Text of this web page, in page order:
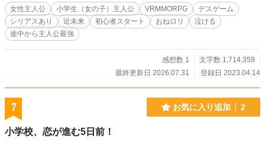
れば、モチベーションに繋がります！※ 表紙の画像はAIによ
って作りました。なので少しおかしい部分もあると思いま
す。一応、主人公の女の子のイメージ像です！
女性主人公 小学生（女の子）主人公 VRMMORPG
デスゲーム
シリアスあり
近未来 初心者スタート おねロリ
泣ける
途中から主人公最強
感想数 1
文字数 1,714,359
最終更新日 2026.07.31
登録日 2023.04.14
7 お気に入り追加 2
小学校、恋が進む5日前！